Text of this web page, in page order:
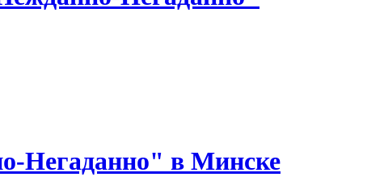
Негаданно" в Минске